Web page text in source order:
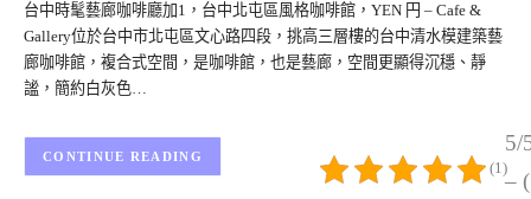
台中時髦藝廊咖啡廳加1，台中北屯區風格咖啡館，YEN 円 – Cafe &
Gallery位於台中市北屯區文心路四段，挑高三層樓的台中清水模建築藝
廊咖啡館，複合式空間，是咖啡館，也是藝廊，空間更顯得沉穩、靜
謐，簡約白灰色…
5/
–
(1)
CONTINUE READING